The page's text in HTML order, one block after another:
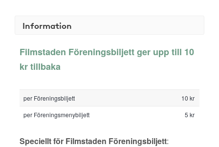
Information
Filmstaden Föreningsbiljett ger upp till 10
kr tillbaka
per Föreningsbiljett
10 kr
per Föreningsmenybiljett
5 kr
Speciellt för Filmstaden Föreningsbiljett: